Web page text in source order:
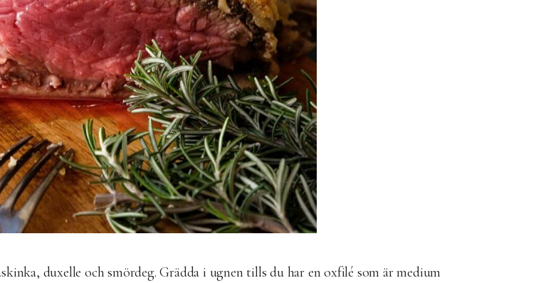
duxelle och smördeg. Grädda i ugnen tills du har en oxfilé som är medium